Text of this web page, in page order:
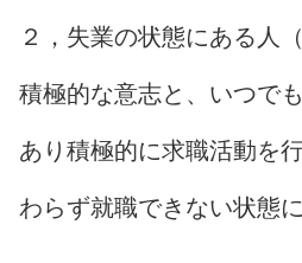
２，失業の状態にある人
積極的な意志と、いつで
あり積極的に求職活動を
わらず就職できない状態に